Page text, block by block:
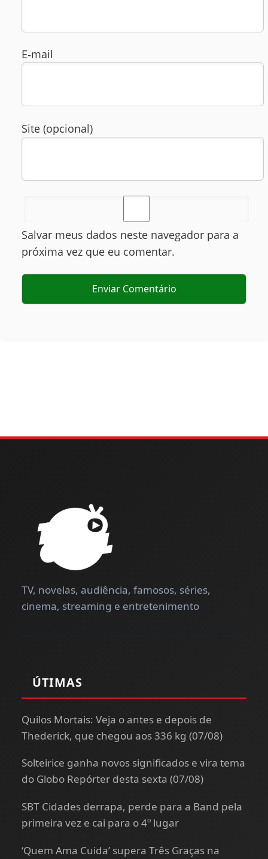
E‑mail
Site (opcional)
Salvar meus dados neste navegador para a
próxima vez que eu comentar.
TV, novelas, audiência, famosos, séries,
cinema, streaming e entretenimento
ÚTIMAS
Quilos Mortais: Veja o antes e depois de
Thederick, que chegou aos 336 kg (07/08)
Solteirice ganha novos significados e vira tema
do Globo Repórter desta sexta (07/08)
SBT Cidades derrapa, perde para a Band pela
primeira vez e cai para o 4º lugar
‘Quem Ama Cuida’ supera Três Graças na